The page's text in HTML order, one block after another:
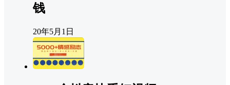
钱
20年5月1日